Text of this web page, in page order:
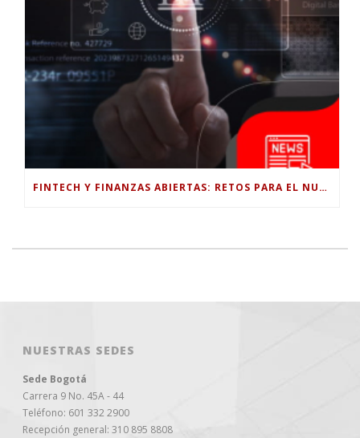
FINTECH Y FINANZAS ABIERTAS: RETOS PARA EL NUEVO GOBIERNO COLOMBIANO
NUESTRAS SEDES
Sede Bogotá
Carrera 9 No. 45A - 44
Teléfono: 601 332 2900
Recepción general: 310 895 8808